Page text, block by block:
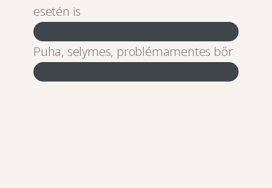
esetén is
Puha, selymes, problémamentes bőr